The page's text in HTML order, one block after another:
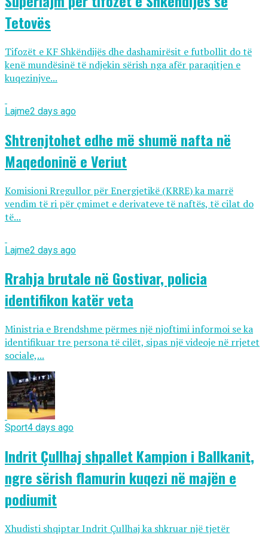
Tetovës
Tifozët e KF Shkëndijës dhe dashamirësit e futbollit do të
kenë mundësinë të ndjekin sërish nga afër paraqitjen e
kuqezinjve...
Lajme2 days ago
Shtrenjtohet edhe më shumë nafta në
Maqedoninë e Veriut
Komisioni Rregullor për Energjetikë (KRRE) ka marrë
vendim të ri për çmimet e derivateve të naftës, të cilat do
të...
Lajme2 days ago
Rrahja brutale në Gostivar, policia
identifikon katër veta
Ministria e Brendshme përmes një njoftimi informoi se ka
identifikuar tre persona të cilët, sipas një videoje në rrjetet
sociale,...
Sport4 days ago
Indrit Çullhaj shpallet Kampion i Ballkanit,
ngre sërish flamurin kuqezi në majën e
podiumit
Xhudisti shqiptar Indrit Çullhaj ka shkruar një tjetër